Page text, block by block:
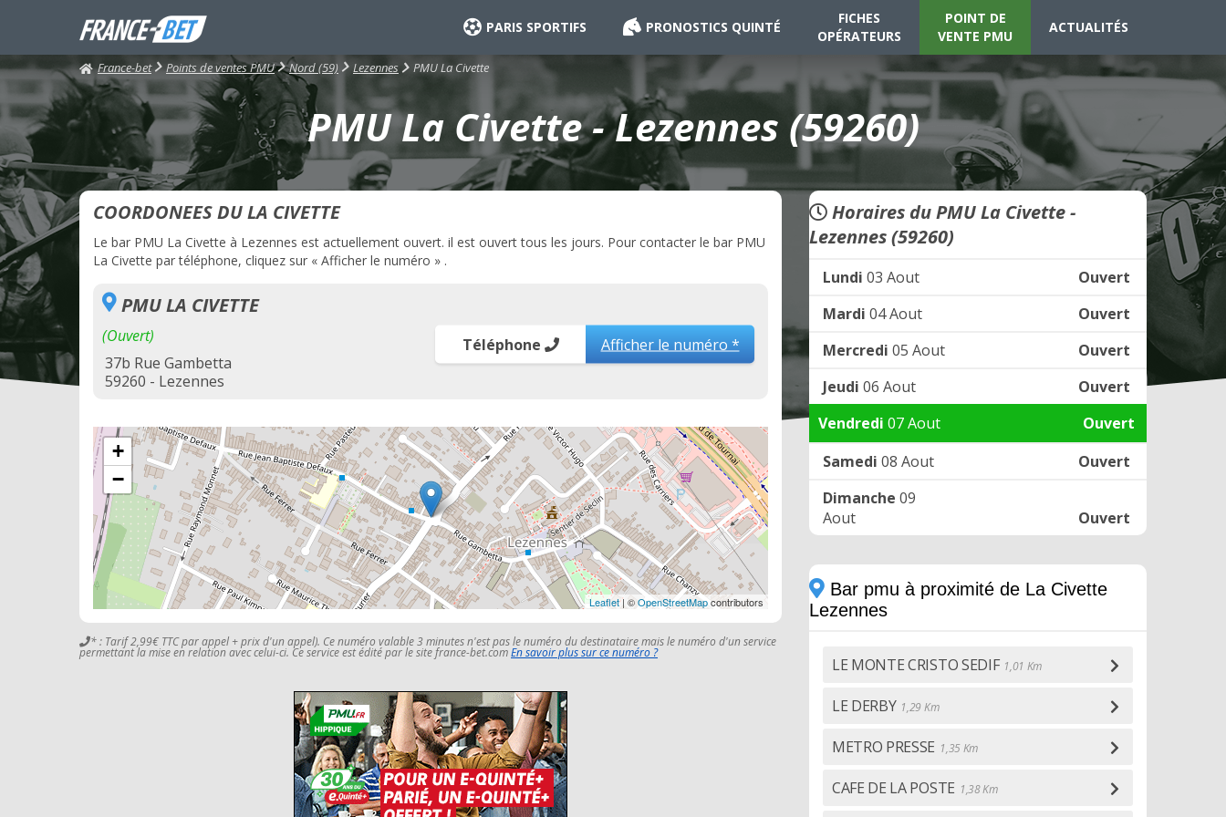
PARIS SPORTIFS PRONOSTICS QUINTÉ
FICHES
OPÉRATEURS
POINT DE
VENTE PMU
ACTUALITÉS
France-bet Points de ventes PMU Nord (59) Lezennes PMU La Civette
PMU La Civette - Lezennes (59260)
COORDONEES DU LA CIVETTE
Le bar PMU La Civette à Lezennes est actuellement ouvert. il est ouvert tous les jours. Pour contacter le bar PMU
La Civette par téléphone, cliquez sur « Afficher le numéro » .
PMU LA CIVETTE
(Ouvert)
37b Rue Gambetta
59260 - Lezennes
Téléphone Afficher le numéro *
+
−
Leaflet| ©OpenStreetMapcontributors
* : Tarif 2,99€ TTC par appel + prix d'un appel). Ce numéro valable 3 minutes n'est pas le numéro du destinataire mais le numéro d'un service
permettant la mise en relation avec celui-ci. Ce service est édité par le site france-bet.comEn savoir plus sur ce numéro ?
Horaires du PMU La Civette -
Lezennes (59260)
Lundi 03 Aout
Ouvert
Mardi 04 Aout
Ouvert
Mercredi 05 Aout
Ouvert
Jeudi 06 Aout
Ouvert
Vendredi 07 Aout
Ouvert
Samedi 08 Aout
Ouvert
Dimanche 09
Aout
Ouvert
Bar pmu à proximité de La Civette
Lezennes
LE MONTE CRISTO SEDIF 1,01 Km
LE DERBY 1,29 Km
METRO PRESSE 1,35 Km
CAFE DE LA POSTE 1,38 Km